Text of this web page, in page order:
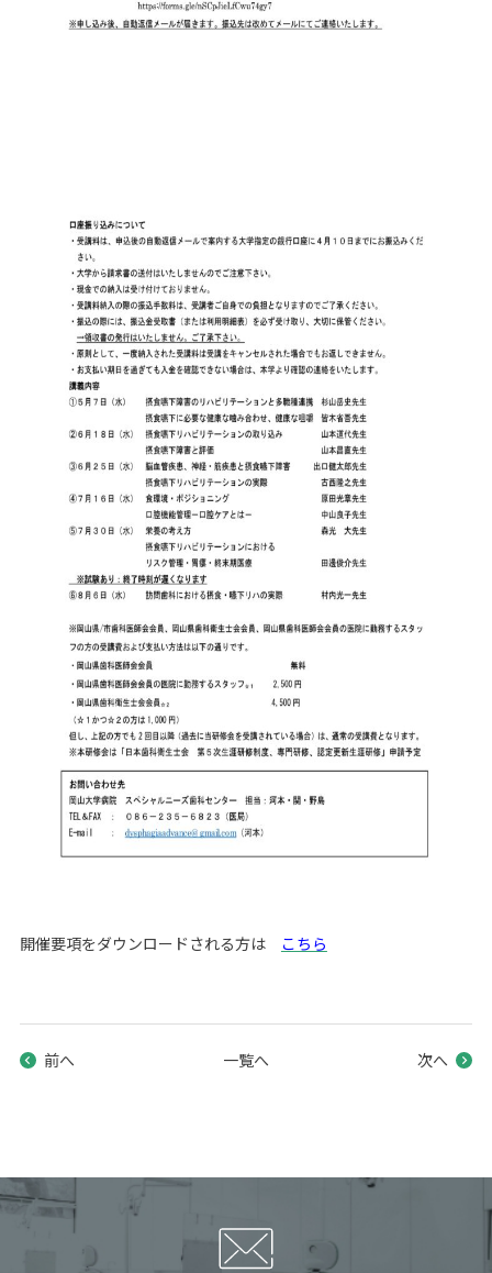
開催要項をダウンロードされる方は こちら
前へ 一覧へ 次へ